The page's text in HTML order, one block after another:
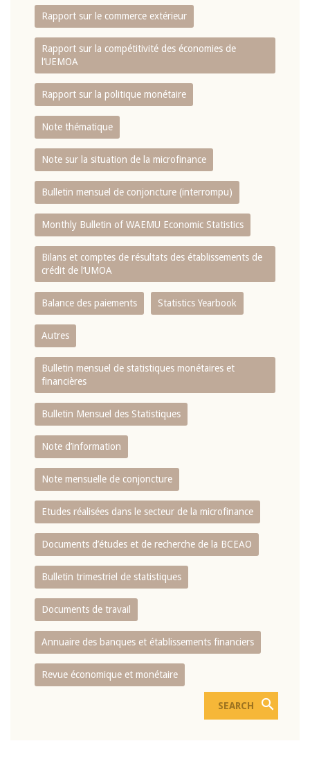
Rapport sur le commerce extérieur
Rapport sur la compétitivité des économies de
l‘UEMOA
Rapport sur la politique monétaire
Note thématique
Note sur la situation de la microfinance
Bulletin mensuel de conjoncture (interrompu)
Monthly Bulletin of WAEMU Economic Statistics
Bilans et comptes de résultats des établissements de
crédit de l‘UMOA
Balance des paiements Statistics Yearbook
Autres
Bulletin mensuel de statistiques monétaires et
financières
Bulletin Mensuel des Statistiques
Note d’information
Note mensuelle de conjoncture
Etudes réalisées dans le secteur de la microfinance
Documents d’études et de recherche de la BCEAO
Bulletin trimestriel de statistiques
Documents de travail
Annuaire des banques et établissements financiers
Revue économique et monétaire